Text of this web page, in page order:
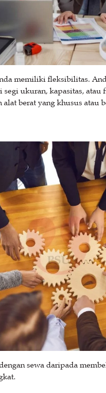
memiliki fleksibilitas.
ukuran, kapasitas, atau
berat yang khusus atau
sewa daripada